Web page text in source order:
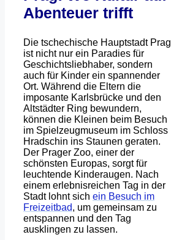
Abenteuer trifft
Die tschechische Hauptstadt Prag
ist nicht nur ein Paradies für
Geschichtsliebhaber, sondern
auch für Kinder ein spannender
Ort. Während die Eltern die
imposante Karlsbrücke und den
Altstädter Ring bewundern,
können die Kleinen beim Besuch
im Spielzeugmuseum im Schloss
Hradschin ins Staunen geraten.
Der Prager Zoo, einer der
schönsten Europas, sorgt für
leuchtende Kinderaugen. Nach
einem erlebnisreichen Tag in der
Stadt lohnt sich ein Besuch im
Freizeitbad, um gemeinsam zu
entspannen und den Tag
ausklingen zu lassen.